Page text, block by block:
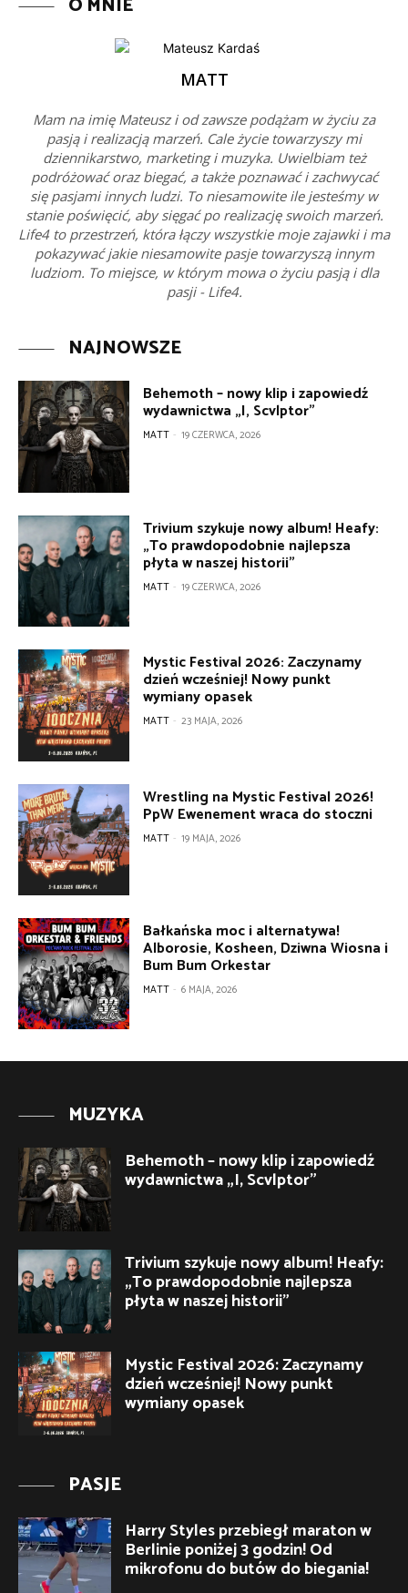
O MNIE
MATT
Mam na imię Mateusz i od zawsze podążam w życiu za
pasją i realizacją marzeń. Cale życie towarzyszy mi
dziennikarstwo, marketing i muzyka. Uwielbiam też
podróżować oraz biegać, a także poznawać i zachwycać
się pasjami innych ludzi. To niesamowite ile jesteśmy w
stanie poświęcić, aby sięgać po realizację swoich marzeń.
Life4 to przestrzeń, która łączy wszystkie moje zajawki i ma
pokazywać jakie niesamowite pasje towarzyszą innym
ludziom. To miejsce, w którym mowa o życiu pasją i dla
pasji - Life4.
NAJNOWSZE
Behemoth – nowy klip i zapowiedź
wydawnictwa „I, Scvlptor”
MATT - 19 CZERWCA, 2026
Trivium szykuje nowy album! Heafy:
„To prawdopodobnie najlepsza
płyta w naszej historii”
MATT - 19 CZERWCA, 2026
Mystic Festival 2026: Zaczynamy
dzień wcześniej! Nowy punkt
wymiany opasek
MATT - 23 MAJA, 2026
Wrestling na Mystic Festival 2026!
PpW Ewenement wraca do stoczni
MATT - 19 MAJA, 2026
Bałkańska moc i alternatywa!
Alborosie, Kosheen, Dziwna Wiosna i
Bum Bum Orkestar
MATT - 6 MAJA, 2026
MUZYKA
Behemoth – nowy klip i zapowiedź
wydawnictwa „I, Scvlptor”
Trivium szykuje nowy album! Heafy:
„To prawdopodobnie najlepsza
płyta w naszej historii”
Mystic Festival 2026: Zaczynamy
dzień wcześniej! Nowy punkt
wymiany opasek
PASJE
Harry Styles przebiegł maraton w
Berlinie poniżej 3 godzin! Od
mikrofonu do butów do biegania!